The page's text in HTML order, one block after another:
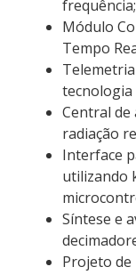
frequência;
Módulo
Tempo
tecnologia
Central de
radiação
Interface
utilizando
Síntese e
Projeto